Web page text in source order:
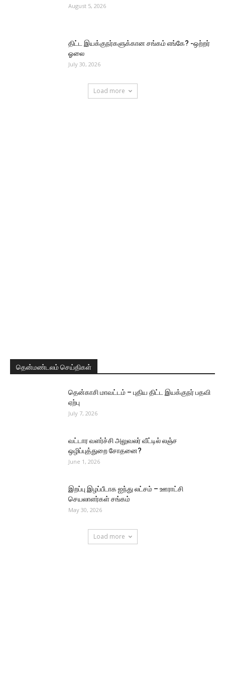
August 5, 2026
திட்ட இயக்குநர்களுக்கான சங்கம் எங்கே? -ஒற்றர்
ஓலை
July 30, 2026
Load more
தென்மண்டலம் செய்திகள்
தென்காசி மாவட்டம் – புதிய திட்ட இயக்குநர் பதவி
ஏற்பு
July 7, 2026
வட்டார வளர்ச்சி அலுவலர் வீட்டில் லஞ்ச
ஒழிப்புத்துறை சோதனை?
June 1, 2026
இறப்பு இழப்பீடாக ஐந்து லட்சம் – ஊராட்சி
செயலாளர்கள் சங்கம்
May 30, 2026
Load more